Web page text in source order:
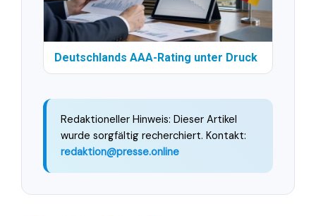
Deutschlands AAA-Rating unter Druck
Redaktioneller Hinweis: Dieser Artikel
wurde sorgfältig recherchiert. Kontakt:
redaktion@presse.online